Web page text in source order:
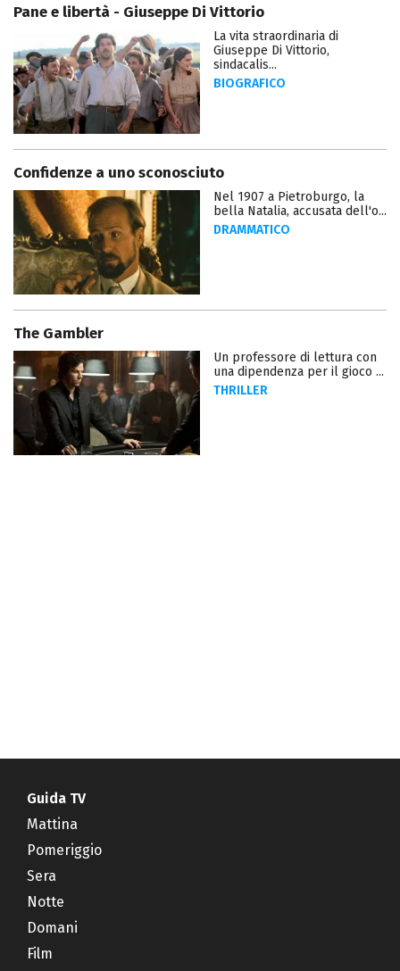
Pane e libertà - Giuseppe Di Vittorio
La vita straordinaria di
Giuseppe Di Vittorio,
sindacalis...
BIOGRAFICO
Confidenze a uno sconosciuto
Nel 1907 a Pietroburgo, la
bella Natalia, accusata dell'o...
DRAMMATICO
The Gambler
Un professore di lettura con
una dipendenza per il gioco ...
THRILLER
Guida TV
Mattina
Pomeriggio
Sera
Notte
Domani
Film